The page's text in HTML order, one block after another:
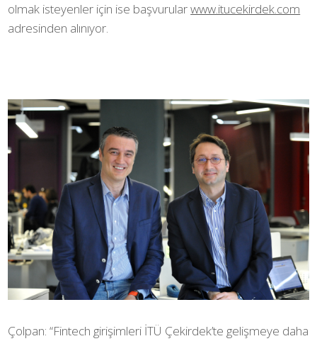
olmak isteyenler için ise başvurularwww.itucekirdek.com
adresinden alınıyor.
Çolpan: “Fintech girişimleri İTÜ Çekirdek’te gelişmeye daha